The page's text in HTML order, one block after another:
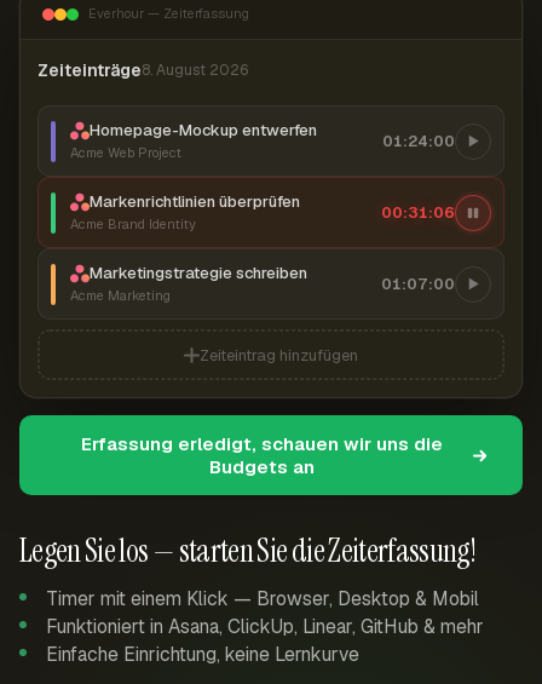
Legen Sie los — starten Sie die Zeiterfassung!
Timer mit einem Klick — Browser, Desktop & Mobil
Funktioniert in Asana, ClickUp, Linear, GitHub & mehr
Einfache Einrichtung, keine Lernkurve
Everhour — Zeiterfassung
Zeiteinträge8. August 2026
Homepage-Mockup entwerfen
Acme Web Project
01:24:00
Markenrichtlinien überprüfen
Acme Brand Identity
00:31:07
Marketingstrategie schreiben
Acme Marketing
01:07:00
Zeiteintrag hinzufügen
Erfassung erledigt, schauen wir uns die
Budgets an